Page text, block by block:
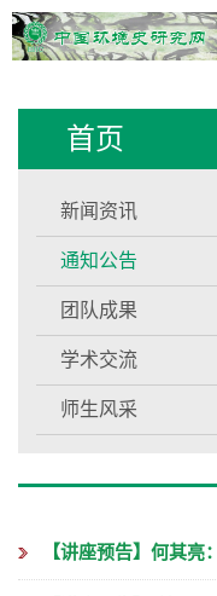
首页
新闻资讯
通知公告
团队成果
学术交流
师生风采